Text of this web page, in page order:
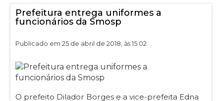
Prefeitura entrega uniformes a
funcionários da Smosp
Publicado em 25 de abril de 2018, às 15:02
O prefeito Dilador Borges e a vice-prefeita Edna